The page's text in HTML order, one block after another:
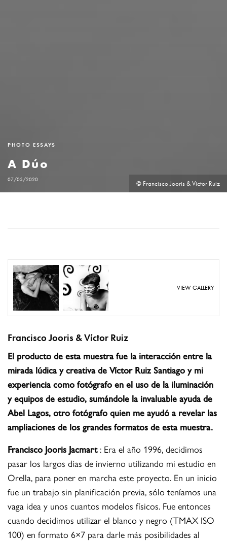
PHOTO ESSAYS
A Dúo
07/05/2020 © Francisco Jooris & Victor Ruiz
VIEW GALLERY
Francisco Jooris & Víctor Ruiz
El producto de esta muestra fue la interacción entre la
mirada lúdica y creativa de Víctor Ruiz Santiago y mi
experiencia como fotógrafo en el uso de la iluminación
y equipos de estudio, sumándole la invaluable ayuda de
Abel Lagos, otro fotógrafo quien me ayudó a revelar las
ampliaciones de los grandes formatos de esta muestra.
Francisco Jooris Jacmart: Era el año 1996, decidimos
pasar los largos días de invierno utilizando mi estudio en
Orella, para poner en marcha este proyecto. En un inicio
fue un trabajo sin planificación previa, sólo teníamos una
vaga idea y unos cuantos modelos físicos. Fue entonces
cuando decidimos utilizar el blanco y negro (TMAX ISO
100) en formato 6×7 para darle más posibilidades al